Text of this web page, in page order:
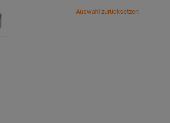
Auswahl zurücksetzen